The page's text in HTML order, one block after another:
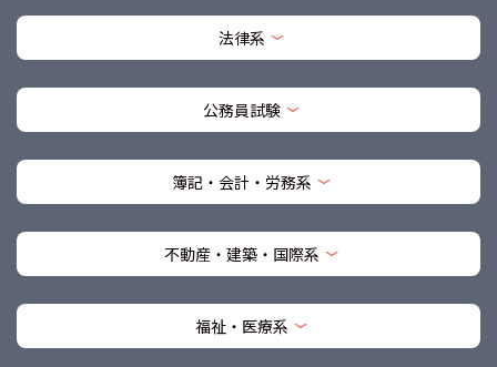
法律系
公務員試験
簿記・会計・労務系
不動産・建築・国際系
福祉・医療系